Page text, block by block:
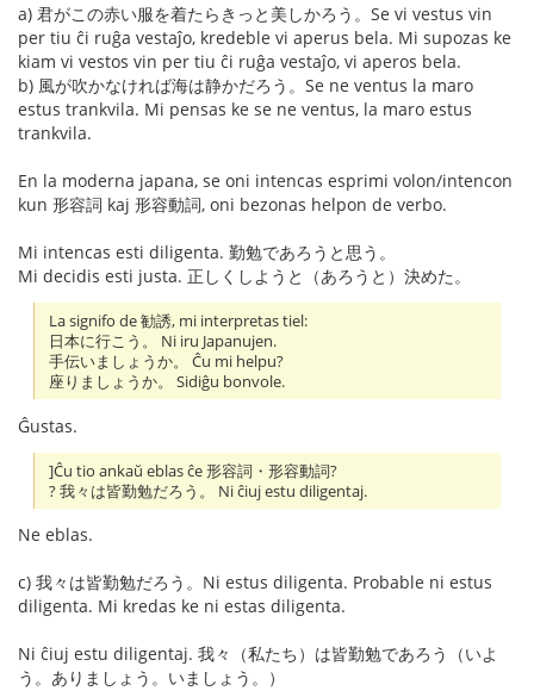
a) 君がこの赤い服を着たらきっと美しかろう。Se vi vestus vin
per tiu ĉi ruĝa vestaĵo, kredeble vi aperus bela. Mi supozas ke
kiam vi vestos vin per tiu ĉi ruĝa vestaĵo, vi aperos bela.
b) 風が吹かなければ海は静かだろう。Se ne ventus la maro
estus trankvila. Mi pensas ke se ne ventus, la maro estus
trankvila.
En la moderna japana, se oni intencas esprimi volon/intencon
kun 形容詞 kaj 形容動詞, oni bezonas helpon de verbo.
Mi intencas esti diligenta. 勤勉であろうと思う。
Mi decidis esti justa. 正しくしようと（あろうと）決めた。
La signifo de 勧誘, mi interpretas tiel:
日本に行こう。 Ni iru Japanujen.
手伝いましょうか。 Ĉu mi helpu?
座りましょうか。 Sidiĝu bonvole.
Ĝustas.
]Ĉu tio ankaŭ eblas ĉe 形容詞・形容動詞?
? 我々は皆勤勉だろう。 Ni ĉiuj estu diligentaj.
Ne eblas.
c) 我々は皆勤勉だろう。Ni estus diligenta. Probable ni estus
diligenta. Mi kredas ke ni estas diligenta.
Ni ĉiuj estu diligentaj. 我々（私たち）は皆勤勉であろう（いよ
う。ありましょう。いましょう。）